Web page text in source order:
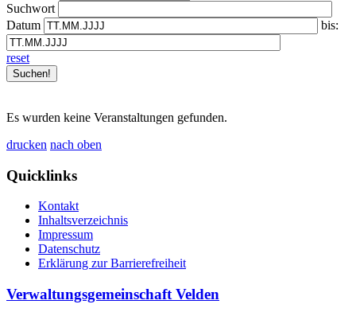
Suchwort
Datum
bis:
reset
Es wurden keine Veranstaltungen gefunden.
drucken nach oben
Quicklinks
Kontakt
Inhaltsverzeichnis
Impressum
Datenschutz
Erklärung zur Barrierefreiheit
Verwaltungsgemeinschaft Velden